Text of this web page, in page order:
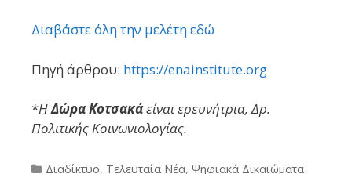
Διαβάστε όλη την μελέτη εδώ
Πηγή άρθρου: https://enainstitute.org
*ΗΔώρα Κοτσακάείναι ερευνήτρια, Δρ.
Πολιτικής Κοινωνιολογίας.
Categories
Διαδίκτυο, Τελευταία Νέα, Ψηφιακά Δικαιώματα